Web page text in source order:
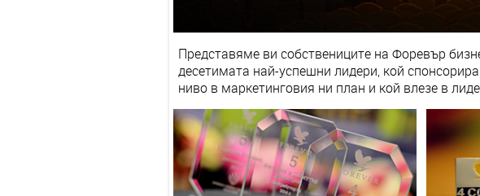
Представяме ви собствениците на Форевър
десетимата най-успешни лидери, кой
ниво в маркетинговия ни план и кой влезе в